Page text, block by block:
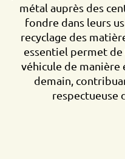
métal auprès des
fondre dans leurs
recyclage des
essentiel permet
véhicule de manière
demain,
respectueuse